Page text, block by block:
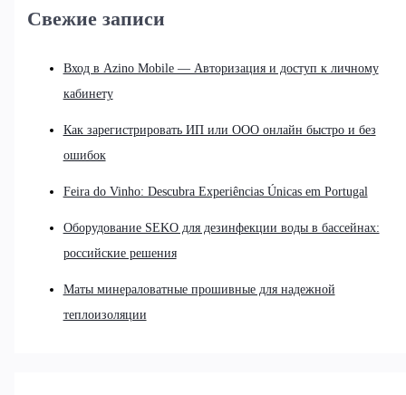
Свежие записи
Вход в Azino Mobile — Авторизация и доступ к личному
кабинету
Как зарегистрировать ИП или ООО онлайн быстро и без
ошибок
Feira do Vinho: Descubra Experiências Únicas em Portugal
Оборудование SEKO для дезинфекции воды в бассейнах:
российские решения
Маты минераловатные прошивные для надежной
теплоизоляции